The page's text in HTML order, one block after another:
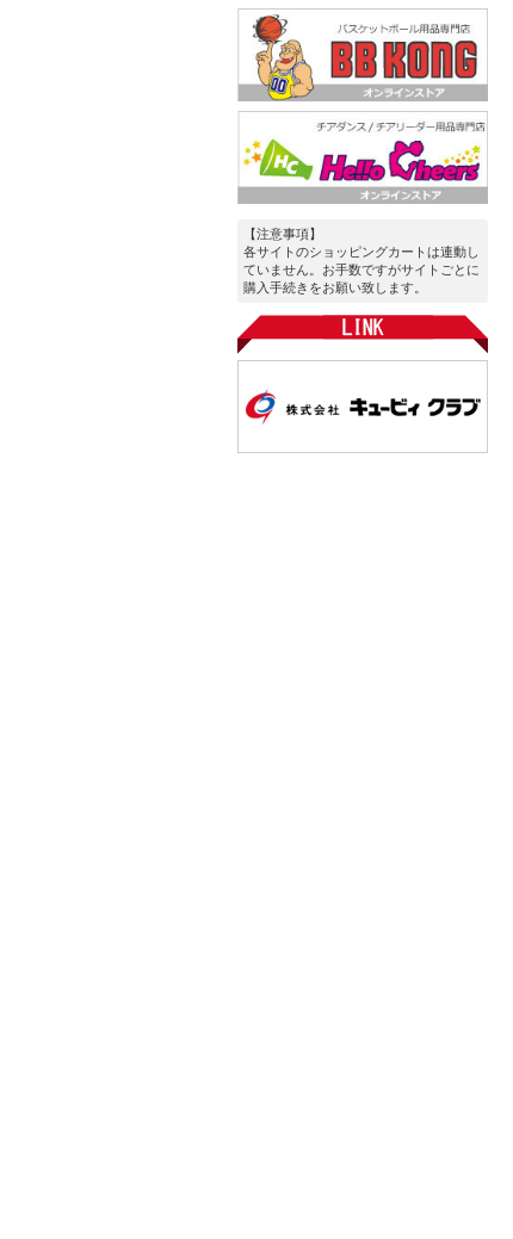
【注意事項】
各サイトのショッピングカートは連動し
ていません。お手数ですがサイトごとに
購入手続きをお願い致します。